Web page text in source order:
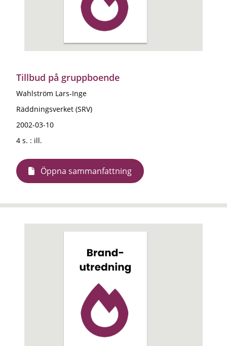
Tillbud på gruppboende
Wahlström Lars-Inge
Räddningsverket (SRV)
2002-03-10
4 s. : ill.
Öppna sammanfattning